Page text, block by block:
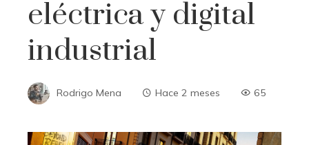
eléctrica y digital
industrial
Rodrigo Mena Hace 2 meses 65